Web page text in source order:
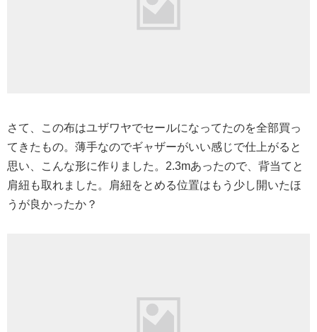
さて、この布はユザワヤでセールになってたのを全部買っ
てきたもの。薄手なのでギャザーがいい感じで仕上がると
思い、こんな形に作りました。2.3mあったので、背当てと
肩紐も取れました。肩紐をとめる位置はもう少し開いたほ
うが良かったか？